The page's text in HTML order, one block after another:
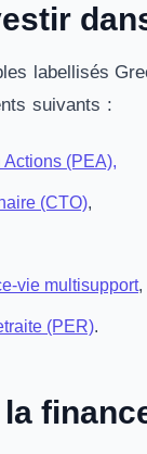
labellisés
suivants :
Actions (PEA),
(CTO),
vie multisupport,
(PER).